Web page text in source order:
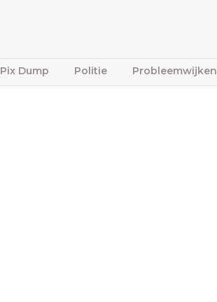
Pix Dump Politie Probleemwijken